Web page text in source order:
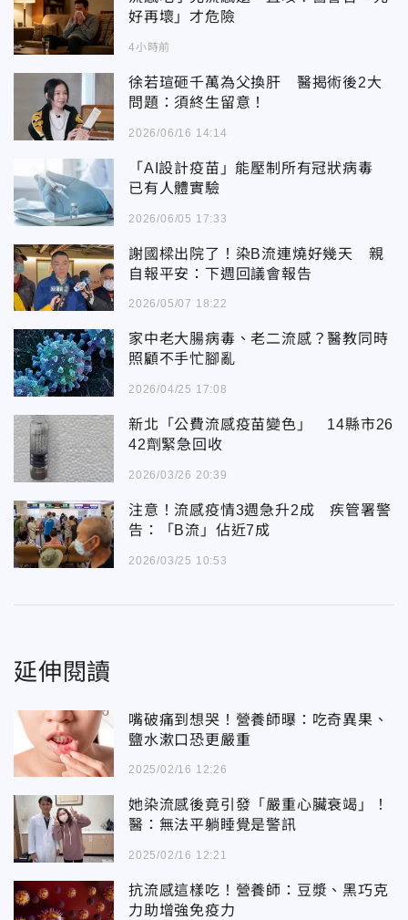
好再壞」才危險
4小時前
徐若瑄砸千萬為父換肝 醫揭術後2大
問題：須終生留意！
2026/06/16 14:14
「AI設計疫苗」能壓制所有冠狀病毒
已有人體實驗
2026/06/05 17:33
謝國樑出院了！染B流連燒好幾天 親
自報平安：下週回議會報告
2026/05/07 18:22
家中老大腸病毒、老二流感？醫教同時
照顧不手忙腳亂
2026/04/25 17:08
新北「公費流感疫苗變色」 14縣市26
42劑緊急回收
2026/03/26 20:39
注意！流感疫情3週急升2成 疾管署警
告：「B流」佔近7成
2026/03/25 10:53
延伸閱讀
嘴破痛到想哭！營養師曝：吃奇異果、
鹽水漱口恐更嚴重
2025/02/16 12:26
她染流感後竟引發「嚴重心臟衰竭」！
醫：無法平躺睡覺是警訊
2025/02/16 12:21
抗流感這樣吃！營養師：豆漿、黑巧克
力助增強免疫力